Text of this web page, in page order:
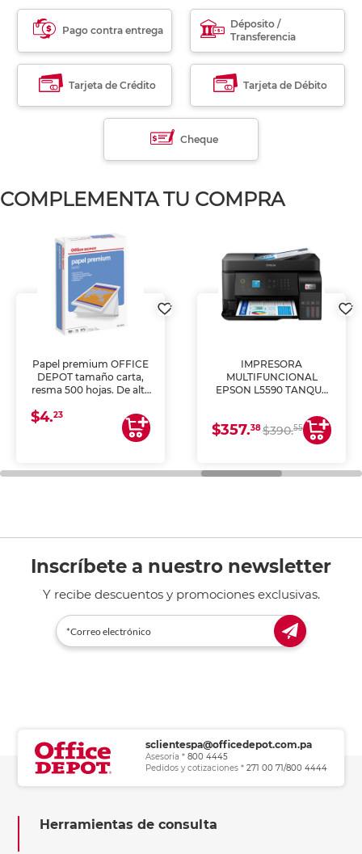
Pago contra entrega
Déposito /
Transferencia
Tarjeta de Crédito Tarjeta de Débito
Cheque
COMPLEMENTA TU COMPRA
Papel premium OFFICE
DEPOT tamaño carta,
resma 500 hojas. De alta
uniforme, ideal para
impresoras de inyección
de tinta y láser,
general de oficina.
$4.23
IMPRESORA
MULTIFUNCIONAL
EPSON L5590 TANQUE
COPIA Y ESCANEA)
$357.38$390.55
Inscríbete a nuestro newsletter
Y recibe descuentos y promociones exclusivas.
sclientespa@officedepot.com.pa
Asesoría * 800 4445
Pedidos y cotizaciones * 271 00 71/800 4444
Herramientas de consulta